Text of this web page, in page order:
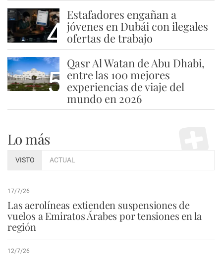
4
Estafadores engañan a
jóvenes en Dubái con ilegales
ofertas de trabajo
5
Qasr Al Watan de Abu Dhabi,
entre las 100 mejores
experiencias de viaje del
mundo en 2026
Lo más
VISTO ACTUAL
17/7/26
Las aerolíneas extienden suspensiones de
vuelos a Emiratos Árabes por tensiones en la
región
12/7/26